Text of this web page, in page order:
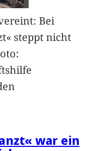
Bei
steppt nicht
war ein